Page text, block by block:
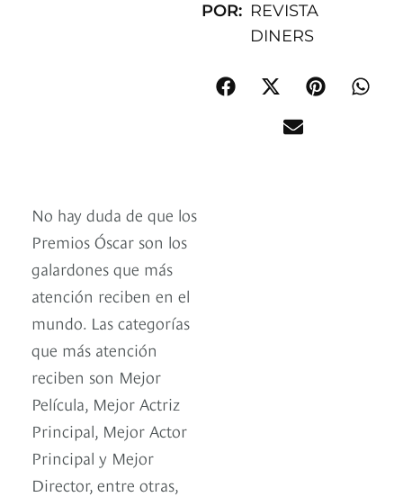
POR: REVISTA
DINERS
No hay duda de que los
Premios Óscar son los
galardones que más
atención reciben en el
mundo. Las categorías
que más atención
reciben son Mejor
Película, Mejor Actriz
Principal, Mejor Actor
Principal y Mejor
Director, entre otras,